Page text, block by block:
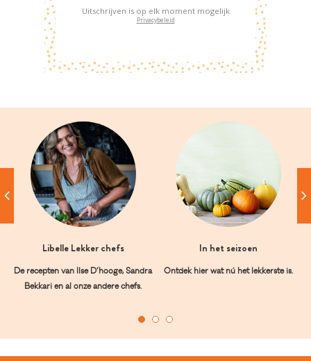
Uitschrijven is op elk moment mogelijk
Privacybeleid
Libelle Lekker chefs
De recepten van Ilse D’hooge, Sandra
Bekkari en al onze andere chefs.
In het seizoen
Ontdek hier wat nú het lekkerste is.